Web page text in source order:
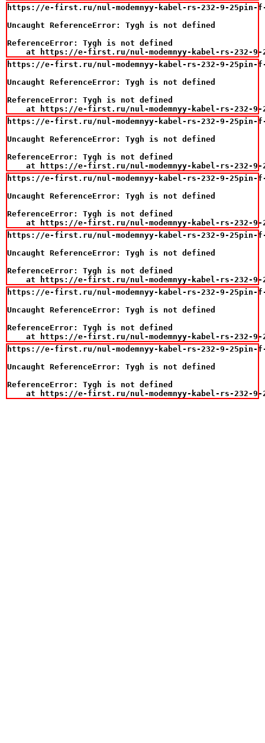
https://e-first.ru/nul-modemnyy-kabel-rs-232-9-25pin-f-
Uncaught ReferenceError: Tygh is not defined
ReferenceError: Tygh is not defined
at https://e-first.ru/nul-modemnyy-kabel-rs-232-
https://e-first.ru/nul-modemnyy-kabel-rs-232-9-25pin-f-
Uncaught ReferenceError: Tygh is not defined
ReferenceError: Tygh is not defined
at https://e-first.ru/nul-modemnyy-kabel-rs-232-
https://e-first.ru/nul-modemnyy-kabel-rs-232-9-25pin-f-
Uncaught ReferenceError: Tygh is not defined
ReferenceError: Tygh is not defined
at https://e-first.ru/nul-modemnyy-kabel-rs-232-
https://e-first.ru/nul-modemnyy-kabel-rs-232-9-25pin-f-
Uncaught ReferenceError: Tygh is not defined
ReferenceError: Tygh is not defined
at https://e-first.ru/nul-modemnyy-kabel-rs-232-
https://e-first.ru/nul-modemnyy-kabel-rs-232-9-25pin-f-
Uncaught ReferenceError: Tygh is not defined
ReferenceError: Tygh is not defined
at https://e-first.ru/nul-modemnyy-kabel-rs-232-
https://e-first.ru/nul-modemnyy-kabel-rs-232-9-25pin-f-
Uncaught ReferenceError: Tygh is not defined
ReferenceError: Tygh is not defined
at https://e-first.ru/nul-modemnyy-kabel-rs-232-
https://e-first.ru/nul-modemnyy-kabel-rs-232-9-25pin-f-
Uncaught ReferenceError: Tygh is not defined
ReferenceError: Tygh is not defined
at https://e-first.ru/nul-modemnyy-kabel-rs-232-